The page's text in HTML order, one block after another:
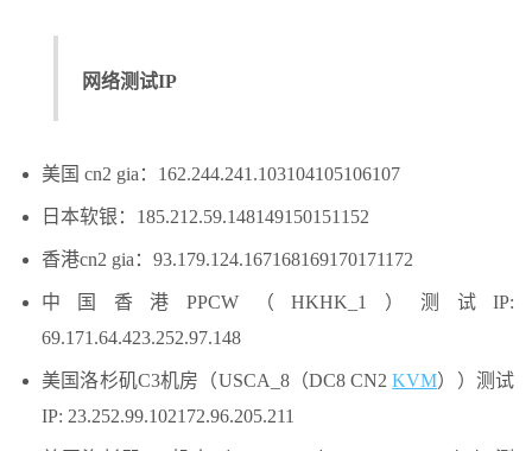
网络测试IP
美国 cn2 gia：162.244.241.103104105106107
日本软银：185.212.59.148149150151152
香港cn2 gia：93.179.124.167168169170171172
中国香港PPCW（HKHK_1）测试IP:
69.171.64.423.252.97.148
美国洛杉矶C3机房（USCA_8（DC8 CN2KVM））测试
IP: 23.252.99.102172.96.205.211